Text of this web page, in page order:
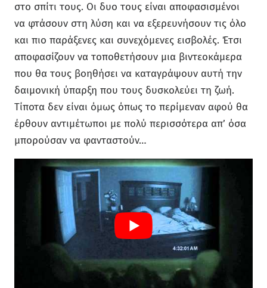
στο σπίτι τους. Οι δυο τους είναι αποφασισμένοι
να φτάσουν στη λύση και να εξερευνήσουν τις όλο
και πιο παράξενες και συνεχόμενες εισβολές. Έτσι
αποφασίζουν να τοποθετήσουν μια βιντεοκάμερα
που θα τους βοηθήσει να καταγράψουν αυτή την
δαιμονική ύπαρξη που τους δυσκολεύει τη ζωή.
Τίποτα δεν είναι όμως όπως το περίμεναν αφού θα
έρθουν αντιμέτωποι με πολύ περισσότερα απ’ όσα
μπορούσαν να φανταστούν…